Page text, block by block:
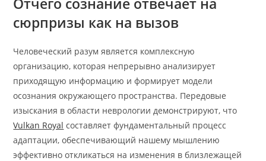
сюрпризы как на вызов
Человеческий разум является комплексную
организацию, которая непрерывно анализирует
приходящую информацию и формирует модели
осознания окружающего пространства. Передовые
изыскания в области неврологии демонстрируют, что
Vulkan Royal составляет фундаментальный процесс
адаптации, обеспечивающий нашему мышлению
эффективно откликаться на изменения в близлежащей